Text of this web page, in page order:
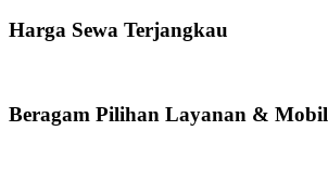
Harga Sewa Terjangkau
Beragam Pilihan Layanan & Mobil